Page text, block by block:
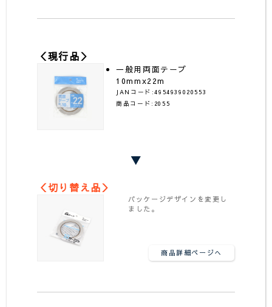
＜現行品＞
一般用両面テープ
10mmx22m
JANコード:4954939020553
商品コード:2055
▼
＜切り替え品＞
パッケージデザインを変更し
ました。
商品詳細ページへ